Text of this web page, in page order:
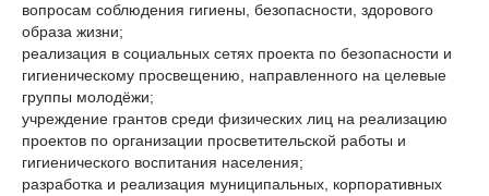
вопросам соблюдения гигиены, безопасности, здорового
образа жизни;
реализация в социальных сетях проекта по безопасности и
гигиеническому просвещению, направленного на целевые
группы молодёжи;
учреждение грантов среди физических лиц на реализацию
проектов по организации просветительской работы и
гигиенического воспитания населения;
разработка и реализация муниципальных, корпоративных